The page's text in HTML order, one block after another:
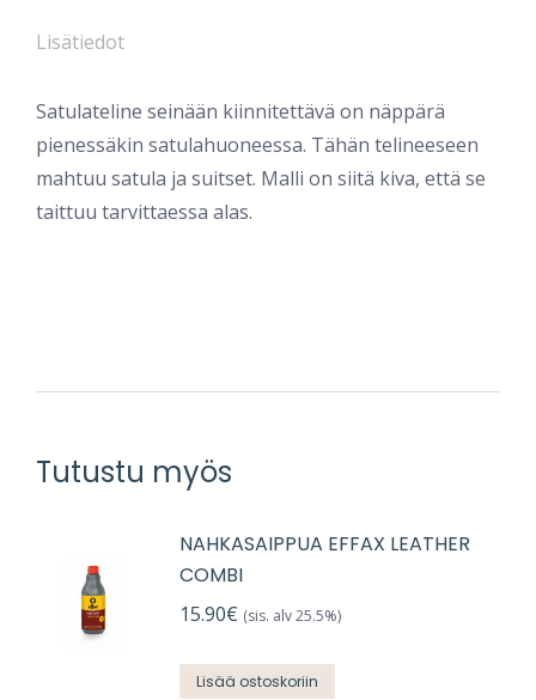
Lisätiedot
Satulateline seinään kiinnitettävä on näppärä
pienessäkin satulahuoneessa. Tähän telineeseen
mahtuu satula ja suitset. Malli on siitä kiva, että se
taittuu tarvittaessa alas.
Tutustu myös
NAHKASAIPPUA EFFAX LEATHER
COMBI
15.90€ (sis. alv 25.5%)
Lisää ostoskoriin